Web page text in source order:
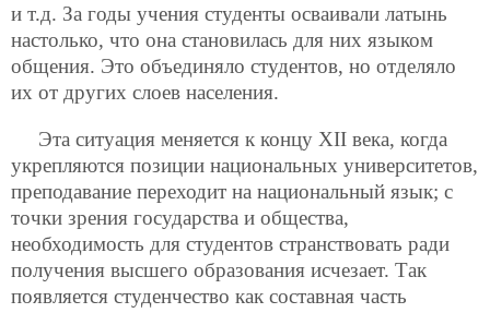
и т.д. За годы учения студенты осваивали латынь
настолько, что она становилась для них языком
общения. Это объединяло студентов, но отделяло
их от других слоев населения.
Эта ситуация меняется к концу ХII века, когда
укрепляются позиции национальных университетов,
преподавание переходит на национальный язык; с
точки зрения государства и общества,
необходимость для студентов странствовать ради
получения высшего образования исчезает. Так
появляется студенчество как составная часть